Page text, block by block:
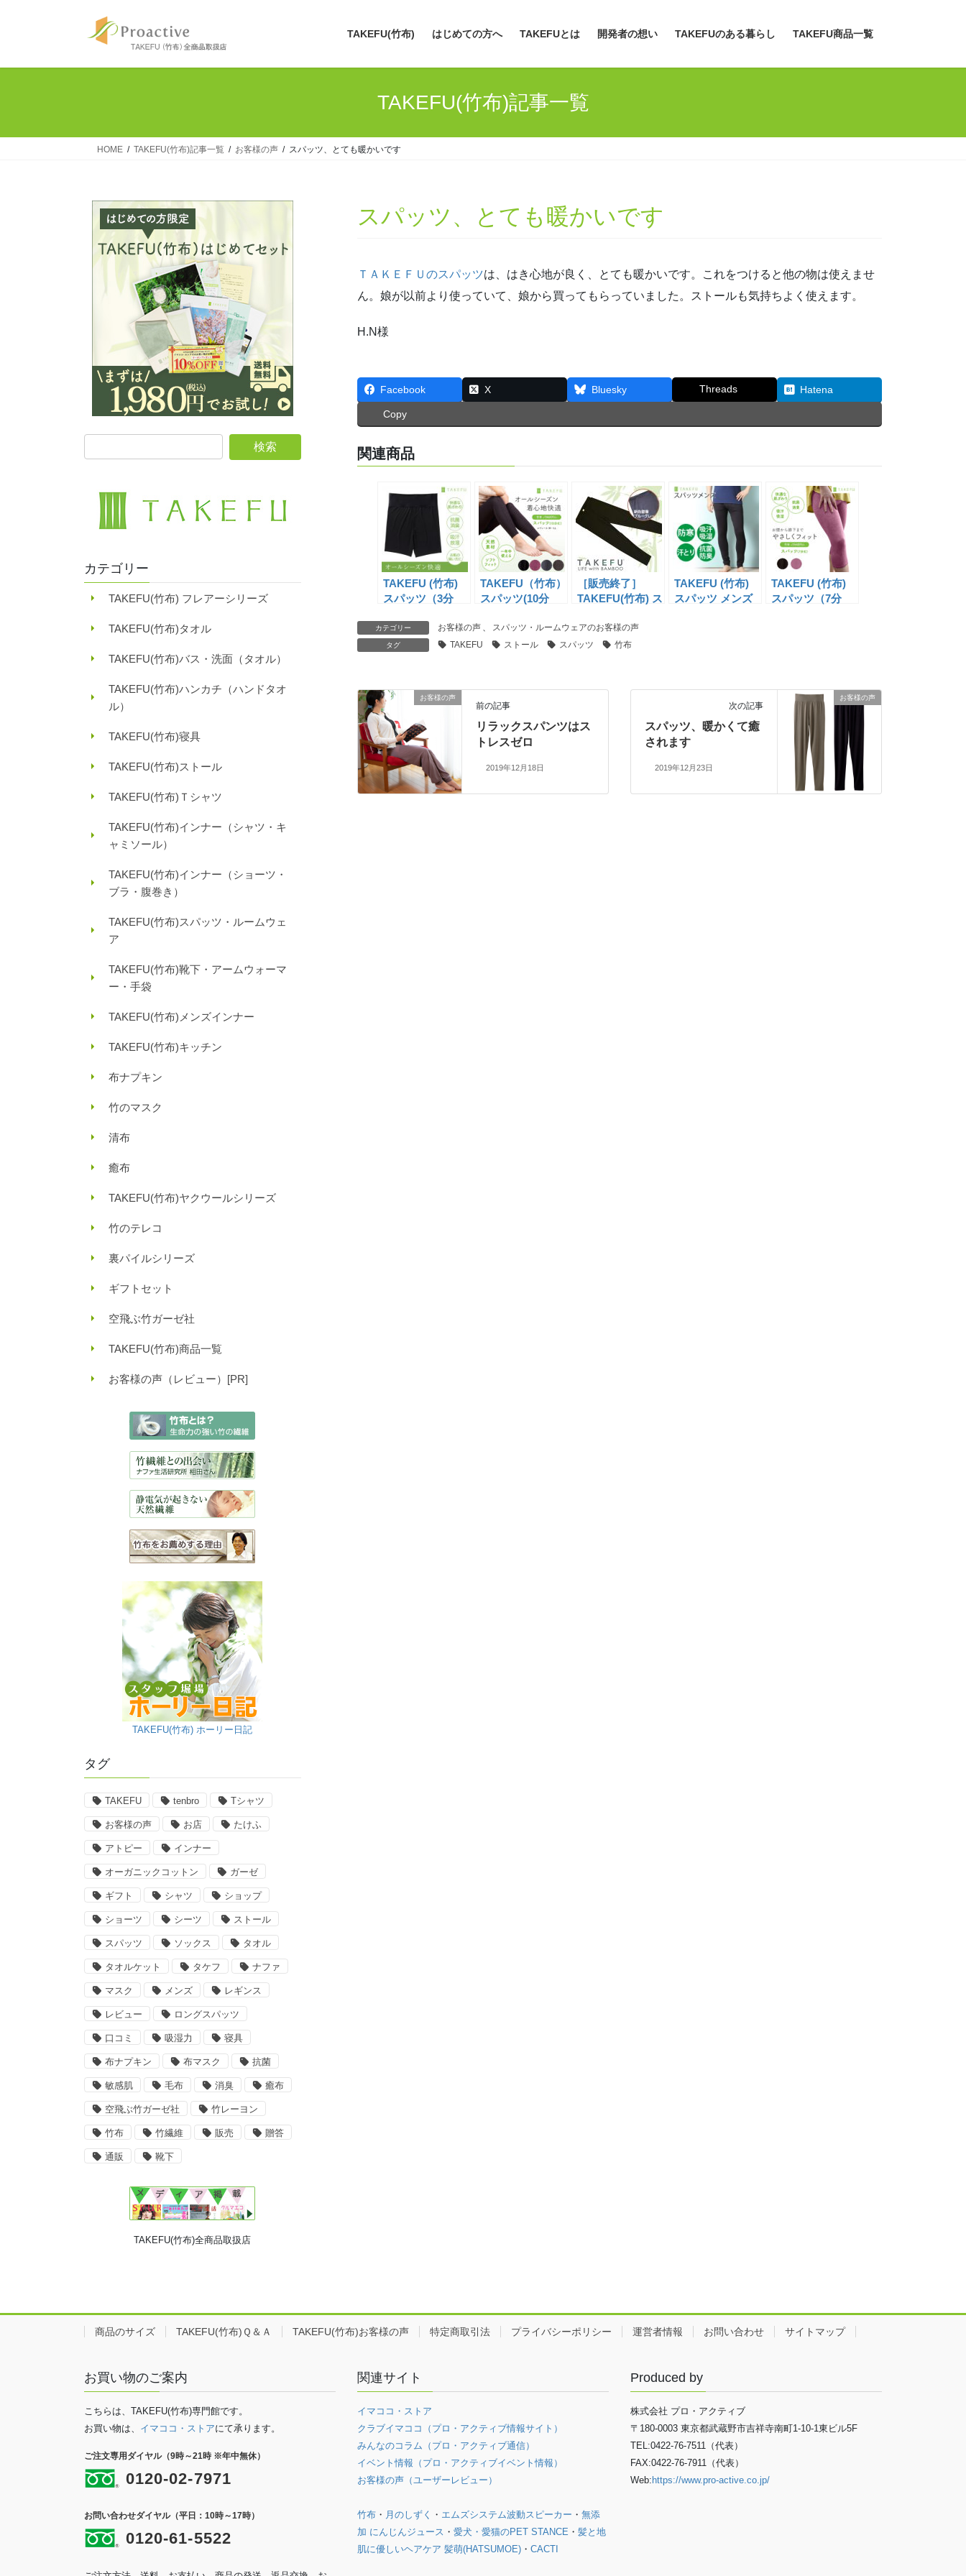
TAKEFU(竹布) はじめての方へ TAKEFUとは 開発者の想い TAKEFUのある暮らし TAKEFU商品一覧
TAKEFU(竹布)記事一覧
HOME TAKEFU(竹布)記事一覧 お客様の声 スパッツ、とても暖かいです
スパッツ、とても暖かいです
ＴＡＫＥＦＵのスパッツは、はき心地が良く、とても暖かいです。これをつけると他の物は使えませ
ん。娘が以前より使っていて、娘から買ってもらっていました。ストールも気持ちよく使えます。
H.N様
Facebook X Bluesky Threads Hatena
Copy
関連商品
TAKEFU (竹布)
スパッツ（3分
(NF503)
TAKEFU（竹布）
スパッツ(10分
(NF522)
［販売終了］
TAKEFU(竹布) ス
ス）ロング丈
(NF505)
TAKEFU (竹布)
スパッツ メンズ
TAKEFU (竹布)
スパッツ（7分
カテゴリー お客様の声 スパッツ・ルームウェアのお客様の声
タグ TAKEFU ストール スパッツ 竹布
お客様の声
前の記事
リラックスパンツはス
トレスゼロ
2019年12月18日
お客様の声
次の記事
スパッツ、暖かくて癒
されます
2019年12月23日
カテゴリー
TAKEFU(竹布) フレアーシリーズ
TAKEFU(竹布)タオル
TAKEFU(竹布)バス・洗面（タオル）
TAKEFU(竹布)ハンカチ（ハンドタオ
ル）
TAKEFU(竹布)寝具
TAKEFU(竹布)ストール
TAKEFU(竹布)Ｔシャツ
TAKEFU(竹布)インナー（シャツ・キ
ャミソール）
TAKEFU(竹布)インナー（ショーツ・
ブラ・腹巻き）
TAKEFU(竹布)スパッツ・ルームウェ
ア
TAKEFU(竹布)靴下・アームウォーマ
ー・手袋
TAKEFU(竹布)メンズインナー
TAKEFU(竹布)キッチン
布ナプキン
竹のマスク
清布
癒布
TAKEFU(竹布)ヤクウールシリーズ
竹のテレコ
裏パイルシリーズ
ギフトセット
空飛ぶ竹ガーゼ社
TAKEFU(竹布)商品一覧
お客様の声（レビュー）[PR]
TAKEFU(竹布) ホーリー日記
タグ
TAKEFU tenbro Tシャツ
お客様の声 お店 たけふ
アトピー インナー
オーガニックコットン ガーゼ
ギフト シャツ ショップ
ショーツ シーツ ストール
スパッツ ソックス タオル
タオルケット タケフ ナファ
マスク メンズ レギンス
レビュー ロングスパッツ
口コミ 吸湿力 寝具
布ナプキン 布マスク 抗菌
敏感肌 毛布 消臭 癒布
空飛ぶ竹ガーゼ社 竹レーヨン
竹布 竹繊維 販売 贈答
通販 靴下
TAKEFU(竹布)全商品取扱店
商品のサイズ TAKEFU(竹布)Ｑ＆Ａ TAKEFU(竹布)お客様の声 特定商取引法 プライバシーポリシー 運営者情報 お問い合わせ サイトマップ
お買い物のご案内
こちらは、TAKEFU(竹布)専門館です。
お買い物は、 イマココ・ストアにて承ります。
ご注文専用ダイヤル（9時～21時 ※年中無休）
0120-02-7971
お問い合わせダイヤル（平日：10時～17時）
0120-61-5522
関連サイト
イマココ・ストア
クラブイマココ（プロ・アクティブ情報サイト）
みんなのコラム（プロ・アクティブ通信）
イベント情報（プロ・アクティブイベント情報）
お客様の声（ユーザーレビュー）
竹布 ・ 月のしずく ・ エムズシステム波動スピーカー ・ 無添
加 にんじんジュース ・ 愛犬・愛猫のPET STANCE ・ 髪と地
肌に優しいヘアケア 髪萌(HATSUMOE) ・ CACTI
Produced by
株式会社 プロ・アクティブ
〒180-0003 東京都武蔵野市吉祥寺南町1-10-1東ビル5F
TEL:0422-76-7511（代表）
FAX:0422-76-7911（代表）
Web:https://www.pro-active.co.jp/